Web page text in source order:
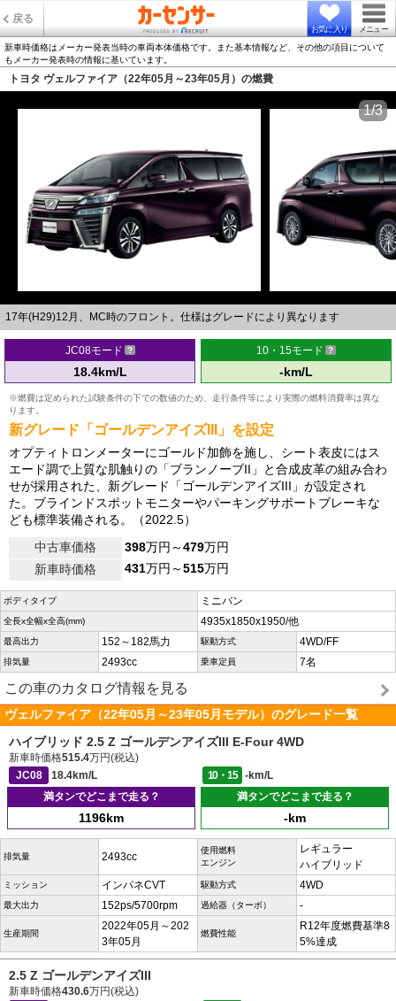
戻る
お気に入り メニュー
新車時価格はメーカー発表当時の車両本体価格です。また基本情報など、その他の項目について
もメーカー発表時の情報に基いています。
トヨタ ヴェルファイア（22年05月～23年05月）の燃費
17年(H29)12月、MC時のフロント。仕様はグレードにより異なります
1/3
JC08モード
18.4km/L
10・15モード
-km/L
※燃費は定められた試験条件の下での数値のため、走行条件等により実際の燃料消費率は異な
ります。
新グレード「ゴールデンアイズIII」を設定
オプティトロンメーターにゴールド加飾を施し、シート表皮にはス
エード調で上質な肌触りの「ブランノーブII」と合成皮革の組み合わ
せが採用された、新グレード「ゴールデンアイズIII」が設定され
た。ブラインドスポットモニターやパーキングサポートブレーキな
ども標準装備される。（2022.5）
中古車価格
398万円～479万円
新車時価格
431万円～515万円
ボディタイプ ミニバン
全長x全幅x全高(mm) 4935x1850x1950/他
最高出力 152～182馬力 駆動方式 4WD/FF
排気量 2493cc 乗車定員 7名
この車のカタログ情報を見る
ヴェルファイア（22年05月～23年05月モデル）のグレード一覧
ハイブリッド 2.5 Z ゴールデンアイズIII E-Four 4WD
新車時価格515.4万円(税込)
JC08
18.4km/L 10・15
-km/L
満タンでどこまで走る？
1196km
満タンでどこまで走る？
-km
排気量 2493cc
使用燃料
エンジン
レギュラー
ハイブリッド
ミッション インパネCVT 駆動方式 4WD
最大出力 152ps/5700rpm 過給器（ターボ） -
生産期間
2022年05月～202
3年05月
燃費性能
R12年度燃費基準8
5%達成
2.5 Z ゴールデンアイズIII
新車時価格430.6万円(税込)